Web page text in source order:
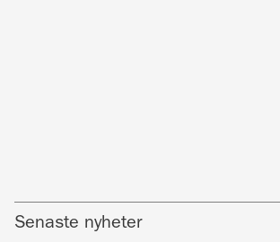
Senaste nyheter